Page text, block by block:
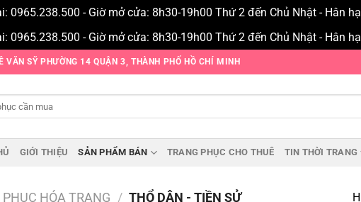
0965.238.500 - Giờ mở cửa: 8h30-19h00 Thứ 2 đến Chủ Nhật - Hân
0965.238.500 - Giờ mở cửa: 8h30-19h00 Thứ 2 đến Chủ Nhật - Hân
SỸ PHƯỜNG 14 QUẬN 3, THÀNH PHỐ HỒ CHÍ MINH
GIỚI THIỆU SẢN PHẨM BÁN TRANG PHỤC CHO THUÊ TIN THỜI TRANG
HÓA TRANG / THỔ DÂN - TIỀN SỬ